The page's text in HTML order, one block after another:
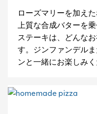
ローズマリーを加え
上質な合成バターを
ステーキは、どんな
す。ジンファンデル
ンと一緒にお楽しみく